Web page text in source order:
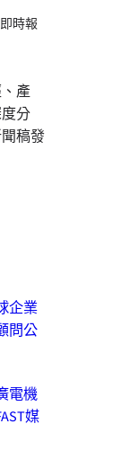
時報
產
分
稿發
企業
問公
電機
媒